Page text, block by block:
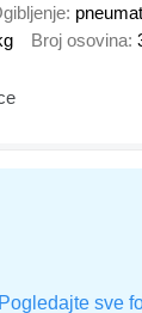
Broj osovina